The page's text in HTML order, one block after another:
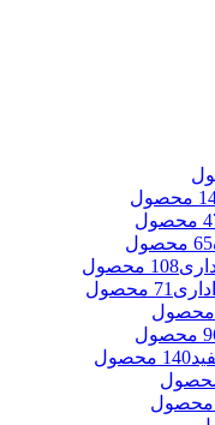
65 محصول
108 محصول
71 محصول
140 محصول